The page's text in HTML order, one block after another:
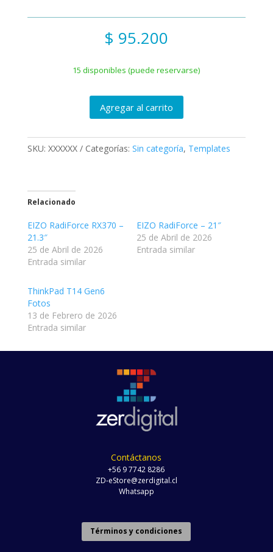
$ 95.200
15 disponibles (puede reservarse)
Agregar al carrito
SKU: XXXXXX Categorías: Sin categoría, Templates
Relacionado
EIZO RadiForce RX370 –
21.3″
25 de Abril de 2026
Entrada similar
EIZO RadiForce – 21″
25 de Abril de 2026
Entrada similar
ThinkPad T14 Gen6
Fotos
13 de Febrero de 2026
Entrada similar
Contáctanos
+56 9 7742 8286
ZD-eStore@zerdigital.cl
Whatsapp
Términos y condiciones